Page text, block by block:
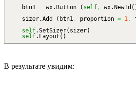
btn1 = wx. Button ( self, wx. NewId (
sizer.Add ( btn1, proportion = 1,
self.SetSizer( sizer)
self. Layout ( )
В результате увидим: